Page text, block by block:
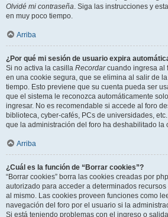
Olvidé mi contraseña. Siga las instrucciones y
en muy poco tiempo.
Arriba
¿Por qué mi sesión de usuario expira
Si no activa la casilla Recordarcuando ingresa al
en una cookie segura, que se elimina al salir de
tiempo. Esto previene que su cuenta pueda ser
que el sistema le reconozca automáticamente
ingresar. No es recomendable si accede al foro
biblioteca, cyber-cafés, PCs de universidades,
que la administración del foro ha deshabilitado la
Arriba
¿Cuál es la función de “Borrar cookies”?
“Borrar cookies” borra las cookies creadas por
autorizado para acceder a determinados
al mismo. Las cookies proveen funciones como
navegación del foro por el usuario si la
Si está teniendo problemas con el ingreso o